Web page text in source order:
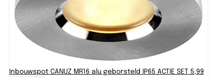
Inbouwspot CANUZ MR16 alu geborsteld IP65 ACTIE SET 5,99